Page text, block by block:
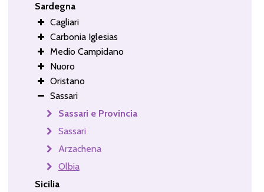
Sardegna
Cagliari
Carbonia Iglesias
Medio Campidano
Nuoro
Oristano
Sassari
Sassari e Provincia
Sassari
Arzachena
Olbia
Sicilia